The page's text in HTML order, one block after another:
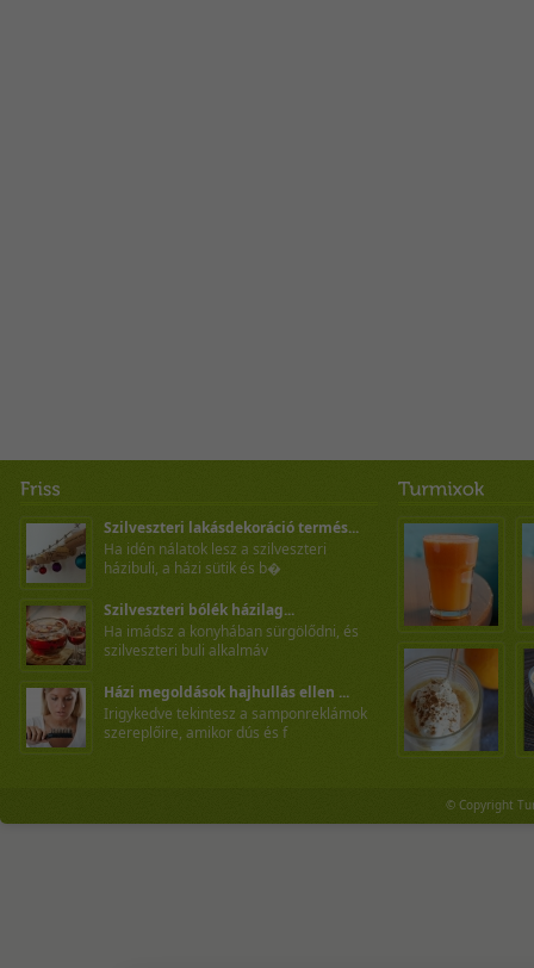
Szilveszteri lakásdekoráció termés...
Ha idén nálatok lesz a szilveszteri
házibuli, a házi sütik és b�
Szilveszteri bólék házilag...
Ha imádsz a konyhában sürgölődni, és
szilveszteri buli alkalmáv
Házi megoldások hajhullás ellen ...
Irigykedve tekintesz a samponreklámok
szereplőire, amikor dús és f
© Copyright